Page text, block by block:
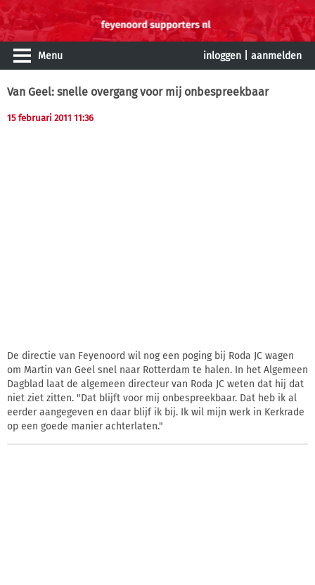
Menu inloggen aanmelden
Van Geel: snelle overgang voor mij onbespreekbaar
15 februari 2011 11:36
De directie van Feyenoord wil nog een poging bij Roda JC wagen
om Martin van Geel snel naar Rotterdam te halen. In het Algemeen
Dagblad laat de algemeen directeur van Roda JC weten dat hij dat
niet ziet zitten. "Dat blijft voor mij onbespreekbaar. Dat heb ik al
eerder aangegeven en daar blijf ik bij. Ik wil mijn werk in Kerkrade
op een goede manier achterlaten."